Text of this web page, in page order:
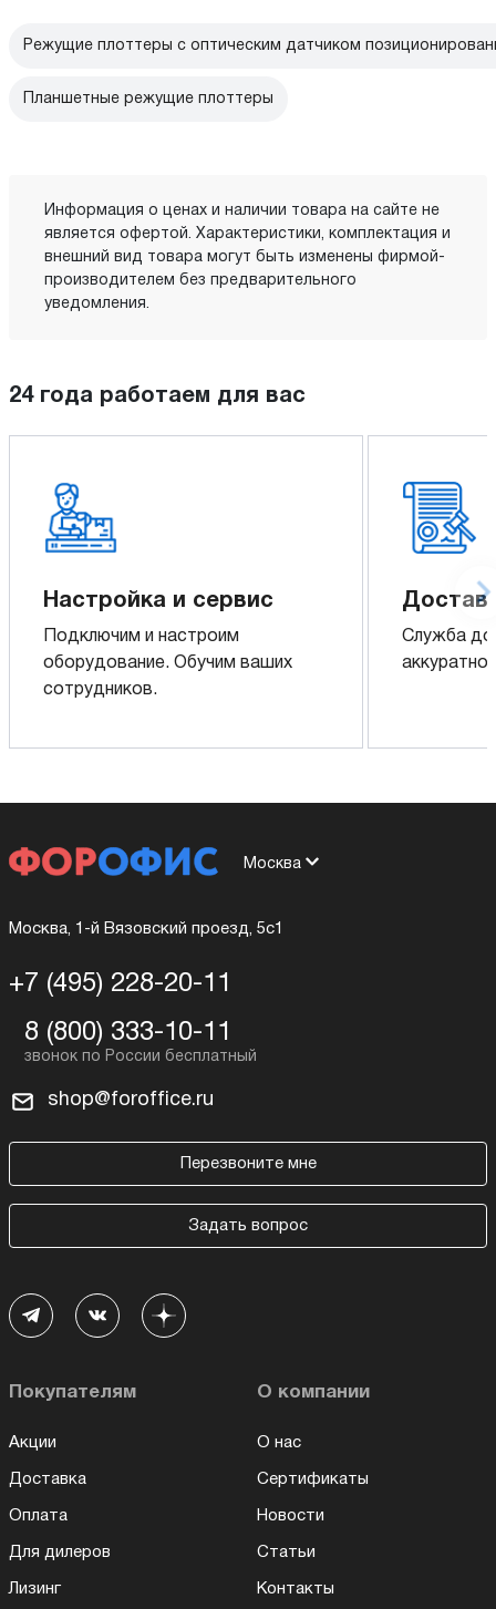
Режущие плоттеры с оптическим датчиком
Планшетные режущие плоттеры
Информация о ценах и наличии товара на сайте не
является офертой. Характеристики, комплектация и
внешний вид товара могут быть изменены фирмой-
производителем без предварительного
уведомления.
24 года работаем для вас
Настройка и сервис
Подключим и настроим
оборудование. Обучим ваших
сотрудников.
Служба
аккуратно
Москва
Москва, 1-й Вязовский проезд, 5с1
+7 (495) 228-20-11
8 (800) 333-10-11
shop@foroffice.ru
Перезвоните мне
Задать вопрос
Покупателям
Акции
Доставка
Оплата
Для дилеров
Лизинг
О компании
О нас
Сертификаты
Новости
Статьи
Контакты